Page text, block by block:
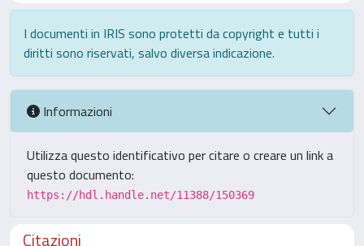
I documenti in IRIS sono protetti da copyright e tutti i
diritti sono riservati, salvo diversa indicazione.
Informazioni
Utilizza questo identificativo per citare o creare un link a
questo documento:
https://hdl.handle.net/11388/150369
Citazioni